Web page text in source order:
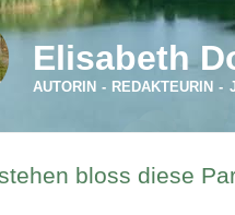
Elisabeth
AUTORIN - REDAKTEURIN -
bloss diese